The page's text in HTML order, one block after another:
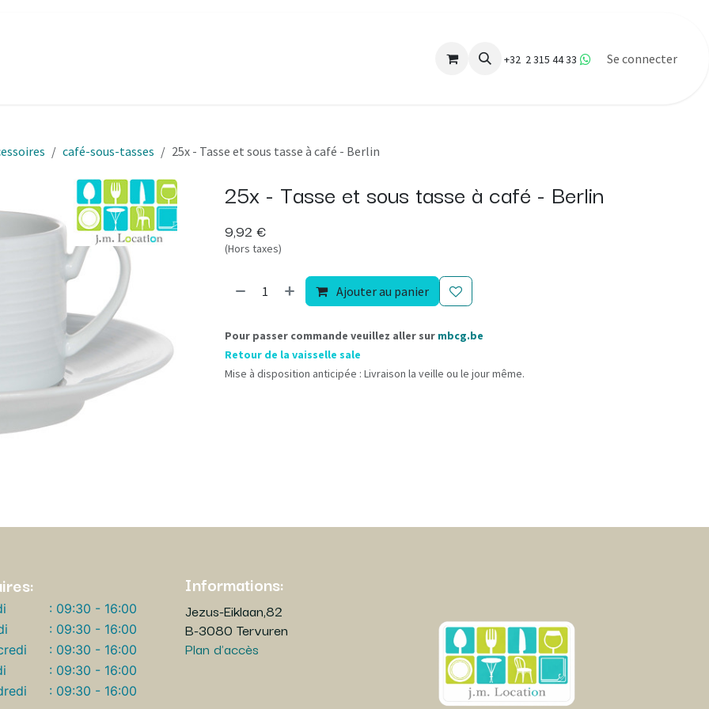
+32 2 315 44 33 Se connecter
café-sous-tasses 25x - Tasse et sous tasse à café - Berlin
25x - Tasse et sous tasse à café - Berlin
9,92 €
(Hors taxes)
Ajouter au panier
Pour passer commande veuillez aller sur mbcg.be
Retour de la vaisselle sale
Mise à disposition anticipée : Livraison la veille ou le jour même.
Informations:
Jezus-Eiklaan,82
B-3080 Tervuren
Plan d'accès
: 09:30 - 16:00
: 09:30 - 16:00
: 09:30 - 16:00
: 09:30 - 16:00
: 09:30 - 16:00